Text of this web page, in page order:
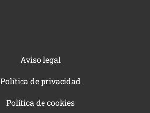
Aviso legal
Política de privacidad
Política de cookies